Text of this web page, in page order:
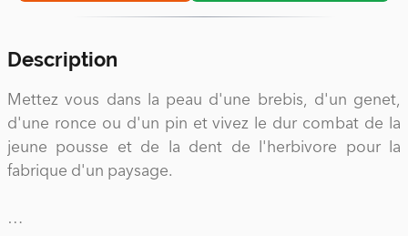
Description
Mettez vous dans la peau d'une brebis, d'un genet,
d'une ronce ou d'un pin et vivez le dur combat de la
jeune pousse et de la dent de l'herbivore pour la
fabrique d'un paysage.